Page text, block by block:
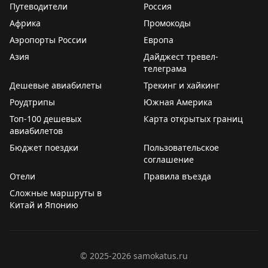
Sveti Stefan — настоящее чудо по меркам
современной тревел-индустрии. Отели часто меняют
операторов, переходят из рук в руки, даже
закрываются из-за разногласий вокруг исторических
зданий. Очень редко оператору удается доказать, что
он единственный, кто на самом деле достоин
управлять уникальным местом. В этом случае —
получилось, и бронировать номера надо немедля —
уже сейчас.
Члены клуба Ulysse знают, куда им надо для этого
поездка складывается особенно легко — Черногория
сейчас без визовых формальностей, и такой режим
действует до сентября.
Путеводители
Россия
Африка
Промокоды
Аэропорты России
Европа
Азия
Дайджест тревел-
телеграма
Дешевые авиабилеты
Трекинг и хайкинг
Роудтрипы
Южная Америка
Топ-100 дешевых
авиабилетов
Карта открытых границ
Бюджет поездки
Пользовательское
соглашение
Отели
Правила въезда
Сложные маршруты в
Китай и Японию
© 2025-2026 samokatus.ru